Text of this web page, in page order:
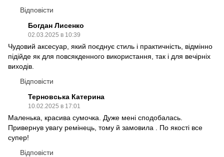
Відповісти
Богдан Лисенко
02.03.2025 в 10:39
Чудовий аксесуар, який поєднує стиль і практичність, відмінно
підійде як для повсякденного використання, так і для вечірніх
виходів.
Відповісти
Терновська Катерина
10.02.2025 в 17:01
Маленька, красива сумочка. Дуже мені сподобалась.
Привернув увагу ремінець, тому й замовила . По якості все
супер!
Відповісти